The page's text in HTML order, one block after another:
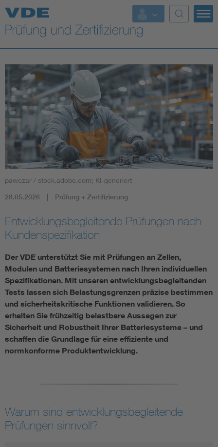
Top Themen
Fokusthemen
Energy
AI & Digital Trust
Health
Mobility
Assisted Living
Electromobility
Energy efficiency
Energy storage
Functional safety
pawczar / stock.adobe.com; KI-generiert
28.05.2026 Prüfung + Zertifizierung
Entwicklungsbegleitende Prüfungen nach
Kundenspezifikation
Der VDE unterstützt Sie mit Prüfungen an Zellen,
Modulen und Batteriesystemen nach Ihren individuellen
Spezifikationen. Mit unseren entwicklungsbegleitenden
Tests lassen sich Belastungsgrenzen präzise bestimmen
und sicherheitskritische Funktionen validieren. So
erhalten Sie frühzeitig belastbare Aussagen zur
Sicherheit und Robustheit Ihrer Batteriesysteme – und
schaffen die Grundlage für eine effiziente und
normkonforme Produktentwicklung.
Warum sind entwicklungsbegleitende
Prüfungen sinnvoll?